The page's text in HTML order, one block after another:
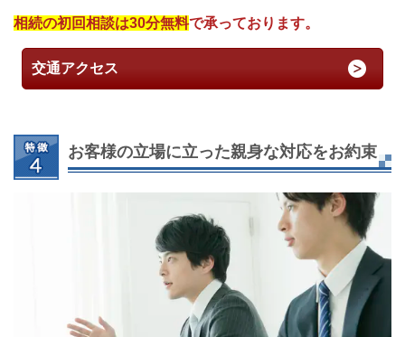
相続の初回相談は30分無料で承っております。
交通アクセス
お客様の立場に立った親身な対応をお約束